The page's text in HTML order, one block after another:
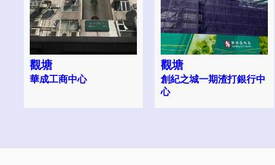
觀塘
華成工商中心
觀塘
創紀之城一期渣打銀行中
心